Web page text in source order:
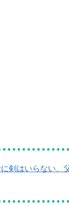
剣はいらない